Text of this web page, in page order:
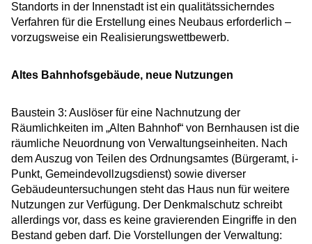
Standorts in der Innenstadt ist ein qualitätssicherndes
Verfahren für die Erstellung eines Neubaus erforderlich –
vorzugsweise ein Realisierungswettbewerb.
Altes Bahnhofsgebäude, neue Nutzungen
Baustein 3: Auslöser für eine Nachnutzung der
Räumlichkeiten im „Alten Bahnhof“ von Bernhausen ist die
räumliche Neuordnung von Verwaltungseinheiten. Nach
dem Auszug von Teilen des Ordnungsamtes (Bürgeramt, i-
Punkt, Gemeindevollzugsdienst) sowie diverser
Gebäudeuntersuchungen steht das Haus nun für weitere
Nutzungen zur Verfügung. Der Denkmalschutz schreibt
allerdings vor, dass es keine gravierenden Eingriffe in den
Bestand geben darf. Die Vorstellungen der Verwaltung: